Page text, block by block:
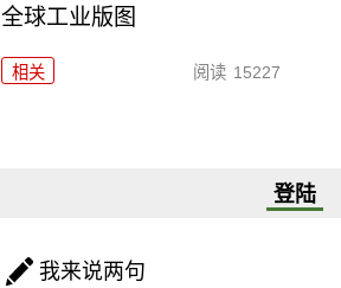
全球工业版图
相关 阅读 15227
登陆
我来说两句